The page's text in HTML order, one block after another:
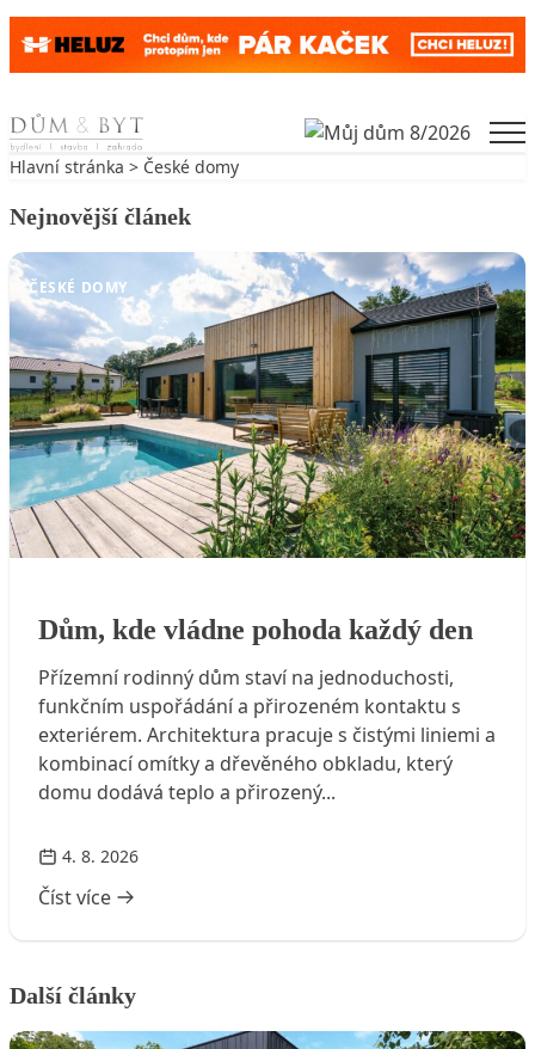
Skip to content
Hlavní stránka > České domy
Nejnovější článek
Dům, kde vládne pohoda každý den
ČESKÉ DOMY
Dům, kde vládne pohoda každý den
Přízemní rodinný dům staví na jednoduchosti,
funkčním uspořádání a přirozeném kontaktu s
exteriérem. Architektura pracuje s čistými liniemi a
kombinací omítky a dřevěného obkladu, který
domu dodává teplo a přirozený...
4. 8. 2026
Číst více
Další články